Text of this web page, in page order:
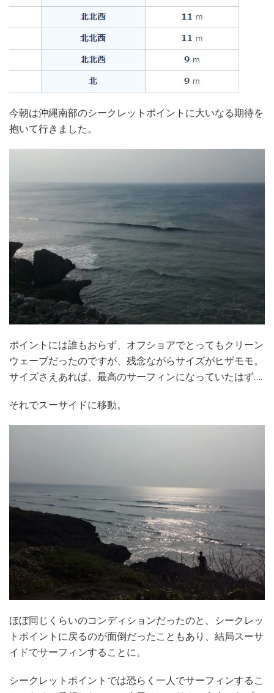
今朝は沖縄南部のシークレットポイントに大いなる期待を
抱いて行きました。
ポイントには誰もおらず、オフショアでとってもクリーン
ウェーブだったのですが、残念ながらサイズがヒザモモ。
サイズさえあれば、最高のサーフィンになっていたはず….
それでスーサイドに移動。
ほぼ同じくらいのコンディションだったのと、シークレッ
トポイントに戻るのが面倒だったこともあり、結局スーサ
イドでサーフィンすることに。
シークレットポイントでは恐らく一人でサーフィンするこ